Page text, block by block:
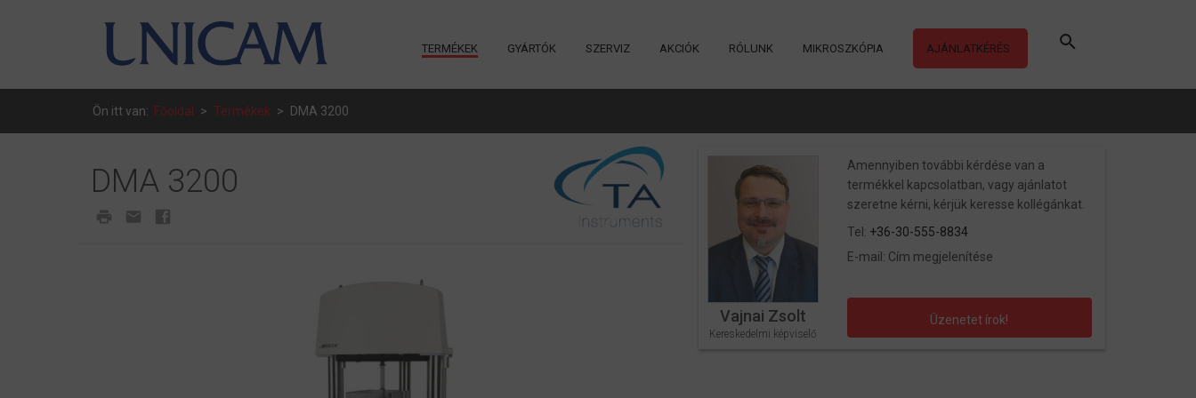
TERMÉKEK GYÁRTÓK SZERVIZ AKCIÓK RÓLUNK MIKROSZKÓPIA AJÁNLATKÉRÉS
Ön itt van: Főoldal > Termékek > DMA 3200
DMA 3200
Vajnai Zsolt
Kereskedelmi képviselő
Amennyiben további kérdése van a
termékkel kapcsolatban, vagy ajánlatot
szeretne kérni, kérjük keresse kollégánkat.
Tel: +36-30-555-8834
E-mail: Cím megjelenítése
Üzenetet írok!